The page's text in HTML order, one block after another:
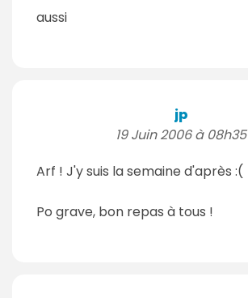
aussi
jp
19 Juin 2006 à 08h35
Arf ! J'y suis la semaine d'après :(
Po grave, bon repas à tous !